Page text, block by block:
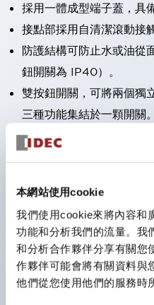
本網站使用cookie
我們使用cookie來將內容和
功能和分析我們的流量。我
和分析合作夥伴分享有關您
作夥伴可能會將有關資料與
他們從您使用他們的服務時
採用一體成型端子蓋，具
接點部採用自清潔滾動接
防護結構可防止水或油從
鈕開關為 IP40）。
雙按鈕開關，可將兩個獨
三種功能集結於一顆開關。
完整支援全球各地需求的
顏色。
支援色彩通用設計（CUD
示燈的亮燈/熄燈狀態，
符合 ISO 3864-4 安全色
顏色表現更明確鮮明，便